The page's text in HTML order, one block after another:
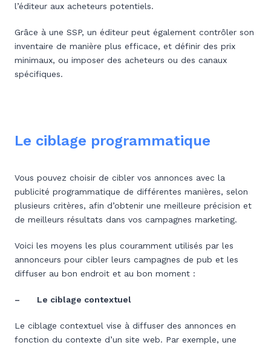
l’éditeur aux acheteurs potentiels.
Grâce à une SSP, un éditeur peut également contrôler son
inventaire de manière plus efficace, et définir des prix
minimaux, ou imposer des acheteurs ou des canaux
spécifiques.
Le ciblage programmatique
Vous pouvez choisir de cibler vos annonces avec la
publicité programmatique de différentes manières, selon
plusieurs critères, afin d’obtenir une meilleure précision et
de meilleurs résultats dans vos campagnes marketing.
Voici les moyens les plus couramment utilisés par les
annonceurs pour cibler leurs campagnes de pub et les
diffuser au bon endroit et au bon moment :
– Le ciblage contextuel
Le ciblage contextuel vise à diffuser des annonces en
fonction du contexte d’un site web. Par exemple, une